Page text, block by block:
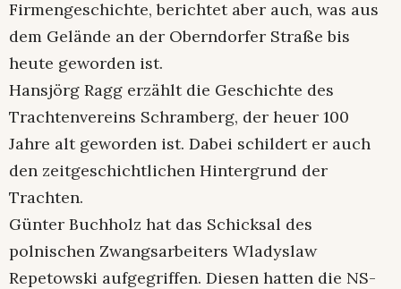
Firmengeschichte, berichtet aber auch, was aus
dem Gelände an der Oberndorfer Straße bis
heute geworden ist.
Hansjörg Ragg erzählt die Geschichte des
Trachtenvereins Schramberg, der heuer 100
Jahre alt geworden ist. Dabei schildert er auch
den zeitgeschichtlichen Hintergrund der
Trachten.
Günter Buchholz hat das Schicksal des
polnischen Zwangsarbeiters Wladyslaw
Repetowski aufgegriffen. Diesen hatten die NS-